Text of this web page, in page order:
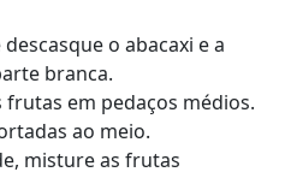
o abacaxi e a
branca.
frutas em pedaços médios.
ao meio.
misture as frutas